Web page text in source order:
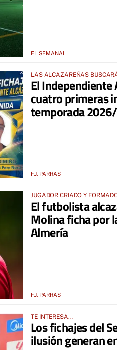
EL SEMANAL
LAS ALCAZAREÑAS
AUTONÓMICA PREFERENTE
El Independiente
cuatro primeras
temporada
F.J. PARRAS
JUGADOR CRIADO Y
ALCÁZAR DE SAN JUAN
El futbolista
Molina ficha por
Almería
F.J. PARRAS
TE INTERESA...
Los fichajes del
ilusión generan